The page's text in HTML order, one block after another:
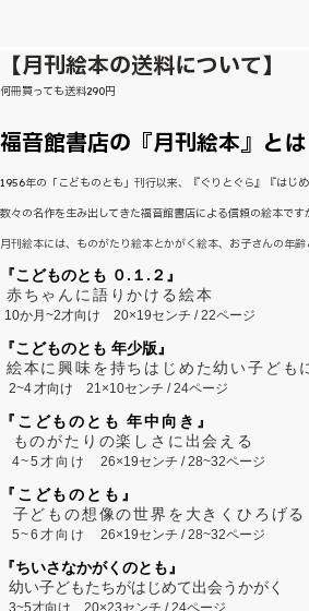
【月刊絵本の送料について】
何冊買っても送料290円
福音館書店の『月刊絵本』とは
1956年の「こどものとも」刊行以来、『ぐりとぐら』『はじ
数々の名作を生み出してきた福音館書店による信頼の絵本で
月刊絵本には、ものがたり絵本とかがく絵本、お子さんの年齢
『こどものとも ０.１.２』
赤ちゃんに語りかける絵本
10か月~2才向け 20×19センチ / 22ページ
『こどものとも 年少版』
絵本に興味を持ちはじめた幼い子ども
2~4才向け 21×10センチ / 24ページ
『こどものとも 年中向き』
ものがたりの楽しさに出会える
4~5才向け26×19センチ / 28~32ページ
『こどものとも』
子どもの想像の世界を大きくひろげる
5~6才向け26×19センチ / 28~32ページ
『ちいさなかがくのとも』
幼い子どもたちがはじめて出会うかがく